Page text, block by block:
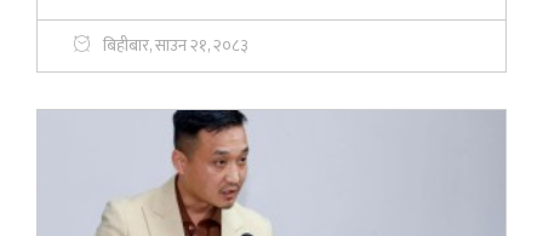
बिहीबार, साउन २१, २०८३